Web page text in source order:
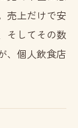
売上だけで安
そしてその数
、個人飲食店